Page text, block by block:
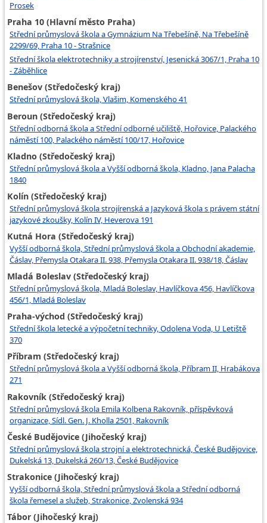
Prosek
Praha 10 (Hlavní město Praha)
Střední průmyslová škola a Gymnázium Na Třebešíně, Na Třebešíně
2299/69, Praha 10 - Strašnice
Střední škola elektrotechniky a strojírenství, Jesenická 3067/1, Praha 10
- Záběhlice
Benešov (Středočeský kraj)
Střední průmyslová škola, Vlašim, Komenského 41
Beroun (Středočeský kraj)
Střední odborná škola a Střední odborné učiliště, Hořovice, Palackého
náměstí 100, Palackého náměstí 100/17, Hořovice
Kladno (Středočeský kraj)
Střední průmyslová škola a Vyšší odborná škola, Kladno, Jana Palacha
1840
Kolín (Středočeský kraj)
Střední průmyslová škola strojírenská a Jazyková škola s právem státní
jazykové zkoušky, Kolín IV, Heverova 191
Kutná Hora (Středočeský kraj)
Vyšší odborná škola, Střední průmyslová škola a Obchodní akademie,
Čáslav, Přemysla Otakara II. 938, Přemysla Otakara II. 938/18, Čáslav
Mladá Boleslav (Středočeský kraj)
Střední průmyslová škola, Mladá Boleslav, Havlíčkova 456, Havlíčkova
456/1, Mladá Boleslav
Praha-východ (Středočeský kraj)
Střední škola letecké a výpočetní techniky, Odolena Voda, U Letiště
370
Příbram (Středočeský kraj)
Střední průmyslová škola a Vyšší odborná škola, Příbram II, Hrabákova
271
Rakovník (Středočeský kraj)
Střední průmyslová škola Emila Kolbena Rakovník, příspěvková
organizace, Sídl. Gen. J. Kholla 2501, Rakovník
České Budějovice (Jihočeský kraj)
Střední průmyslová škola strojní a elektrotechnická, České Budějovice,
Dukelská 13, Dukelská 260/13, České Budějovice
Strakonice (Jihočeský kraj)
Vyšší odborná škola, Střední průmyslová škola a Střední odborná
škola řemesel a služeb, Strakonice, Zvolenská 934
Tábor (Jihočeský kraj)